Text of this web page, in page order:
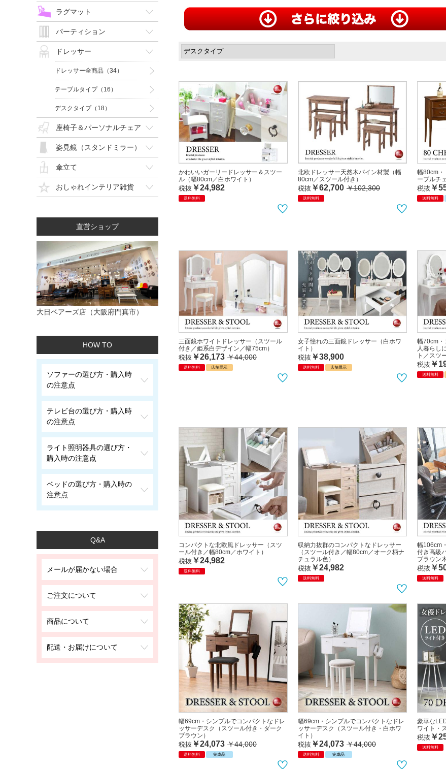
かわいいガーリードレッサー＆スツー
ル（幅80cm／白ホワイト）
税抜 ￥24,982
送料無料
北欧ドレッサー天然木パイン材製（幅
80cm／スツール付き）
税抜 ￥62,700 ￥102,300
送料無料
幅80cm・
ーブルチ
税抜 ￥
送料無料
三面鏡ホワイトドレッサー（スツール
付き／姫系白デザイン／幅75cm）
税抜 ￥26,173 ￥44,000
送料無料 店舗展示
女子憧れの三面鏡ドレッサー（白ホワ
イト）
税抜 ￥38,900
送料無料 店舗展示
幅70cm・
人暮らし
ト／スツ
税抜 ￥
送料無料
コンパクトな北欧風ドレッサー（スツ
ール付き／幅80cm／ホワイト）
税抜 ￥24,982
送料無料
収納力抜群のコンパクトなドレッサー
（スツール付き／幅80cm／オーク柄ナ
チュラル色）
税抜 ￥24,982
送料無料
幅106cm
付き高級
ブラウン
税抜 ￥
送料無料
幅69cm・シンプルでコンパクトなドレ
ッサーデスク（スツール付き・ダーク
ブラウン）
税抜 ￥24,073 ￥44,000
送料無料 完成品
幅69cm・シンプルでコンパクトなドレ
ッサーデスク（スツール付き・白ホワ
イト）
税抜 ￥24,073 ￥44,000
送料無料 完成品
豪華な
ワイト・
税抜 ￥
送料無料
ラグマット
パーティション
ドレッサー
ドレッサー全商品（34）
テーブルタイプ（16）
デスクタイプ（18）
座椅子＆パーソナルチェア
姿見鏡（スタンドミラー）
傘立て
おしゃれインテリア雑貨
直営ショップ
大日ベアーズ店（大阪府門真市）
HOW TO
ソファーの選び方・購入時
の注意点
テレビ台の選び方・購入時
の注意点
ライト照明器具の選び方・
購入時の注意点
ベッドの選び方・購入時の
注意点
Q&A
メールが届かない場合
ご注文について
商品について
配送・お届けについて